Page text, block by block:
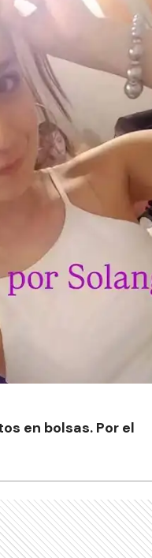
en bolsas. Por el